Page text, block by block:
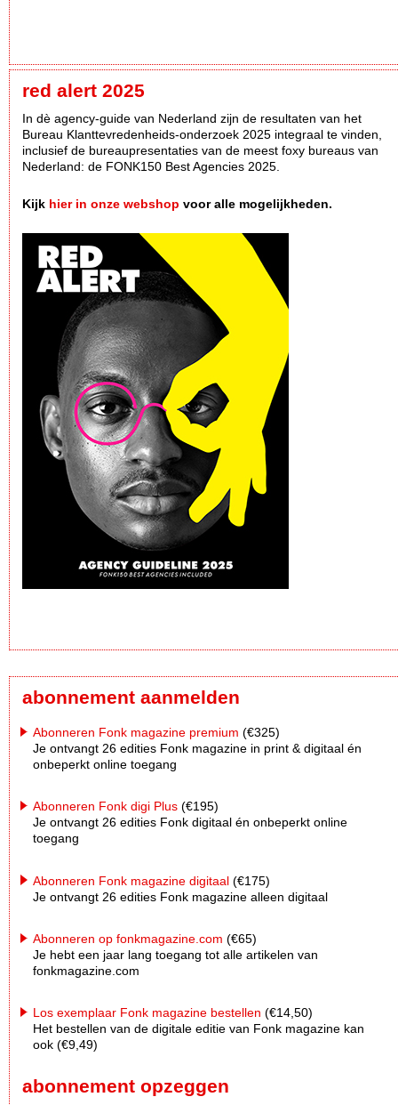
red alert 2025
In dè agency-guide van Nederland zijn de resultaten van het
Bureau Klanttevredenheids-onderzoek 2025 integraal te vinden,
inclusief de bureaupresentaties van de meest foxy bureaus van
Nederland: de FONK150 Best Agencies 2025.
Kijk hier in onze webshop voor alle mogelijkheden.
abonnement aanmelden
Abonneren Fonk magazine premium (€325)
Je ontvangt 26 edities Fonk magazine in print & digitaal én
onbeperkt online toegang
Abonneren Fonk digi Plus (€195)
Je ontvangt 26 edities Fonk digitaal én onbeperkt online
toegang
Abonneren Fonk magazine digitaal (€175)
Je ontvangt 26 edities Fonk magazine alleen digitaal
Abonneren op fonkmagazine.com (€65)
Je hebt een jaar lang toegang tot alle artikelen van
fonkmagazine.com
Los exemplaar Fonk magazine bestellen (€14,50)
Het bestellen van de digitale editie van Fonk magazine kan
ook (€9,49)
abonnement opzeggen